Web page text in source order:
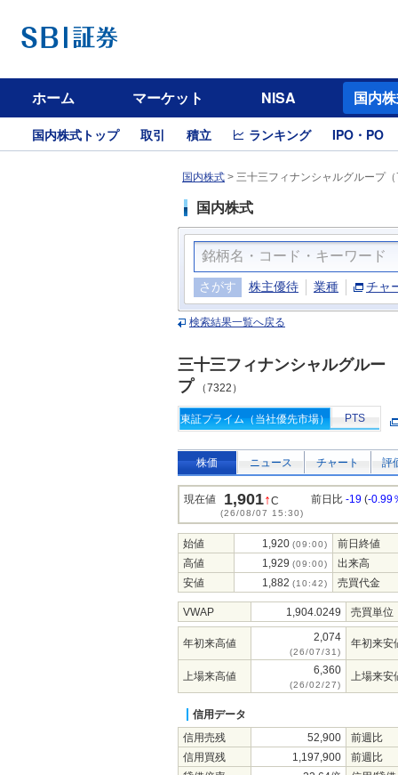
ホーム マーケット NISA 国内
国内株式トップ 取引 積立 ランキング IPO・PO
国内株式 > 三十三フィナンシャルグループ
国内株式
さがす 株主優待 業種 チャ
検索結果一覧へ戻る
三十三フィナンシャルグルー
プ （7322）
東証プライム（当社優先市場） PTS
株価 ニュース チャート 評
現在値 1,901↑C
(26/08/07 15:30)
前日比 -19 (-0.99
始値 1,920 (09:00)
前日終値
高値
1,929 (09:00)
出来高
安値
1,882 (10:42) 売買代金
VWAP 1,904.0249 売買単位
年初来高値 2,074
(26/07/31)
年初来安
上場来高値 6,360
(26/02/27)
上場来安
信用データ
信用売残
52,900
前週比
信用買残
1,197,900
前週比